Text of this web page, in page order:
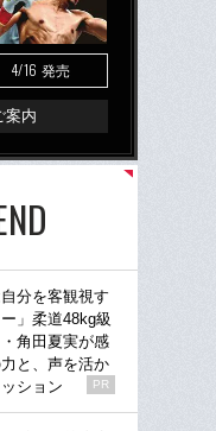
4/16 発売
案内
自分を客観視す
」柔道48kg級
角田夏実が感
と、声を活か
ション
PR